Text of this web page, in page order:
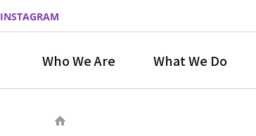
INSTAGRAM
Who We Are What We Do